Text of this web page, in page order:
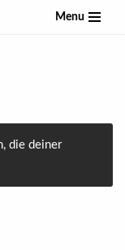
Menu
die deiner